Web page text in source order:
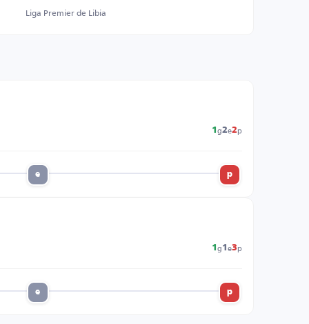
Liga Premier de Libia
1 g2e2p
p
e
1 g1 e3p
p
e